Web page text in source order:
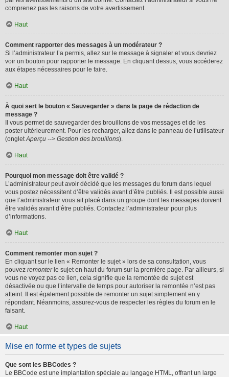
comprenez pas les raisons de votre avertissement.
Haut
Comment rapporter des messages à un modérateur ?
Si l’administrateur l’a permis, allez sur le message à signaler et vous devriez
voir un bouton pour rapporter le message. En cliquant dessus, vous accéderez
aux étapes nécessaires pour le faire.
Haut
À quoi sert le bouton « Sauvegarder » dans la page de rédaction de
message ?
Il vous permet de sauvegarder des brouillons de vos messages et de les
poster ultérieurement. Pour les recharger, allez dans le panneau de l’utilisateur
(ongletAperçu --> Gestion des brouillons).
Haut
Pourquoi mon message doit être validé ?
L’administrateur peut avoir décidé que les messages du forum dans lequel
vous postez nécessitent d’être validés avant d’être publiés. Il est possible aussi
que l’administrateur vous ait placé dans un groupe dont les messages doivent
être validés avant d’être publiés. Contactez l’administrateur pour plus
d’informations.
Haut
Comment remonter mon sujet ?
En cliquant sur le lien « Remonter le sujet » lors de sa consultation, vous
pouvez remonterle sujet en haut du forum sur la première page. Par ailleurs, si
vous ne voyez pas ce lien, cela signifie que la remontée de sujet est
désactivée ou que l’intervalle de temps pour autoriser la remontée n’est pas
atteint. Il est également possible de remonter un sujet simplement en y
répondant. Néanmoins, assurez-vous de respecter les règles du forum en le
faisant.
Haut
Mise en forme et types de sujets
Que sont les BBCodes ?
Le BBCode est une implantation spéciale au langage HTML, offrant un large